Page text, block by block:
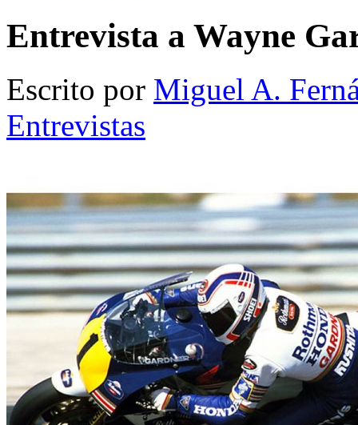
Entrevista a Wayne
Escrito por Miguel A.
Entrevistas